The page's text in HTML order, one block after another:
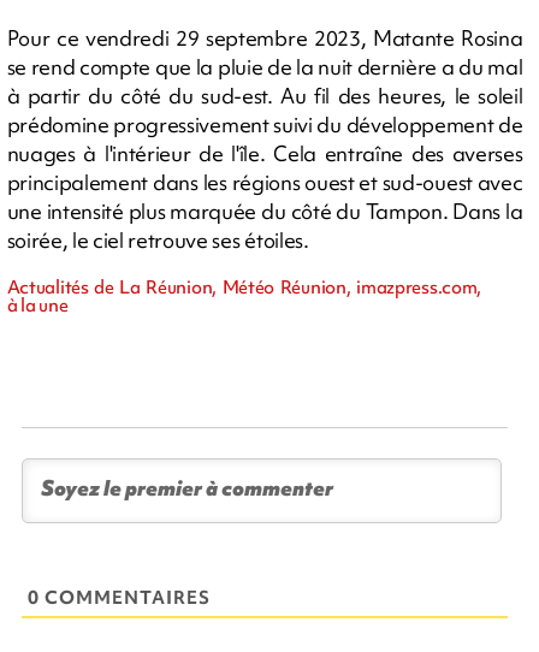
Pour ce vendredi 29 septembre 2023, Matante Rosina
se rend compte que la pluie de la nuit dernière a du mal
à partir du côté du sud-est. Au fil des heures, le soleil
prédomine progressivement suivi du développement de
nuages à l'intérieur de l'île. Cela entraîne des averses
principalement dans les régions ouest et sud-ouest avec
une intensité plus marquée du côté du Tampon. Dans la
soirée, le ciel retrouve ses étoiles.
Actualités de La Réunion, Météo Réunion, imazpress.com,
à la une
0 COMMENTAIRES